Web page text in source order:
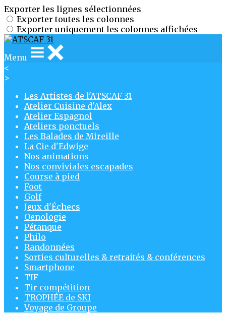
Exporter les lignes sélectionnées
Exporter toutes les colonnes
Exporter uniquement les colonnes affichées
Menu
<
>
Les Artistes de l'ATSCAF 31
Atelier Cuisine d'Alex
Atelier Espagnol
Ateliers ponctuels
Les Balades de Mireille
La Cie d'Edwige
Nos animations
Nos conviviales escapades
Course à pied
Foot
Golf
Jeux d'Échecs
Oenologie
Pétanque
Philo
Randonnées
Sorties culturelles & retraités & conférences
Smartphone
TIF
Tir compétition
TROPHÉE de SKI
Voyage de Groupe